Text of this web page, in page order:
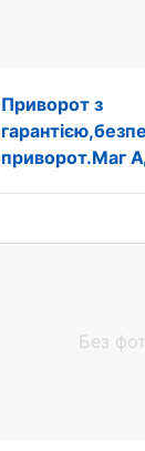
Приворот з
приворот.Маг
Без